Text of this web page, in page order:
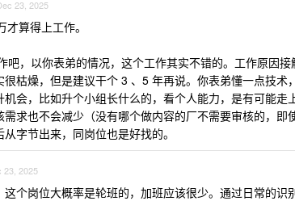
23, 2025
算得上工作。
吧，以你表弟的情况，这个工作其实不错的。工作原因
很枯燥，但是建议干个 3 、5 年再说。你表弟懂一点技术
会，比如升个小组长什么的，看个人能力，是有可能走
求也不会减少（没有哪个做内容的厂不需要审核的，即
字节出来，同岗位也是好找的。
23, 2025
个岗位大概率是轮班的，加班应该很少。通过日常的识